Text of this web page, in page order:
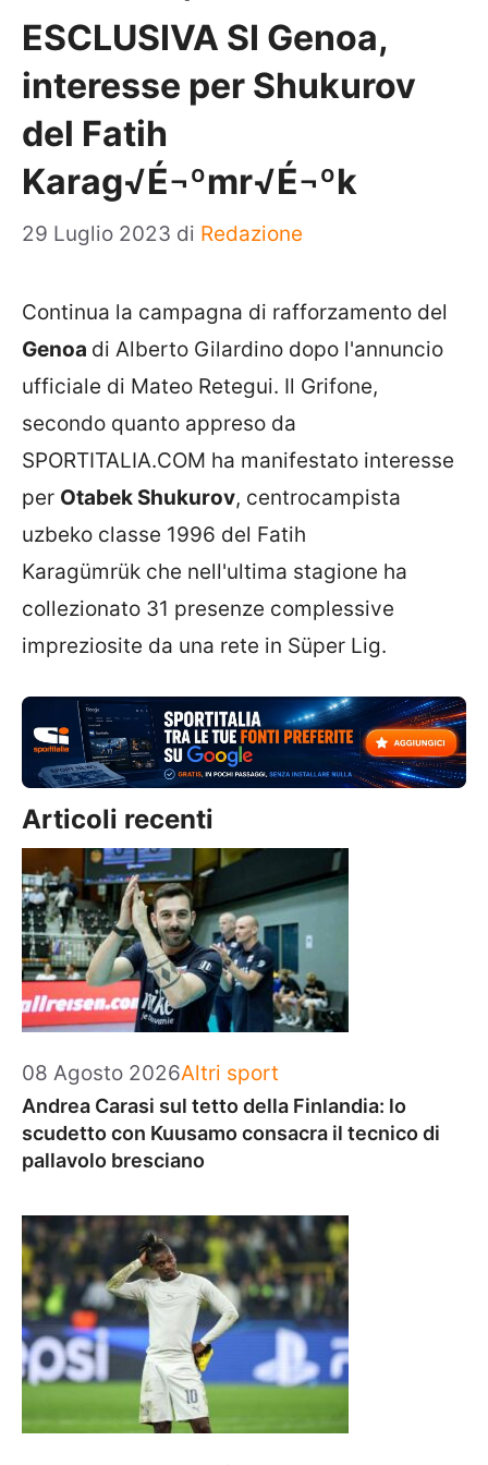
ESCLUSIVA SI Genoa,
interesse per Shukurov
del Fatih
Karag√É¬ºmr√É¬ºk
29 Luglio 2023 di Redazione
Continua la campagna di rafforzamento del
Genoa di Alberto Gilardino dopo l'annuncio
ufficiale di Mateo Retegui. Il Grifone,
secondo quanto appreso da
SPORTITALIA.COM ha manifestato interesse
per Otabek Shukurov, centrocampista
uzbeko classe 1996 del Fatih
Karagümrük che nell'ultima stagione ha
collezionato 31 presenze complessive
impreziosite da una rete in Süper Lig.
Articoli recenti
08 Agosto 2026Categorie
Altri sport
Andrea Carasi sul tetto della Finlandia: lo
scudetto con Kuusamo consacra il tecnico di
pallavolo bresciano